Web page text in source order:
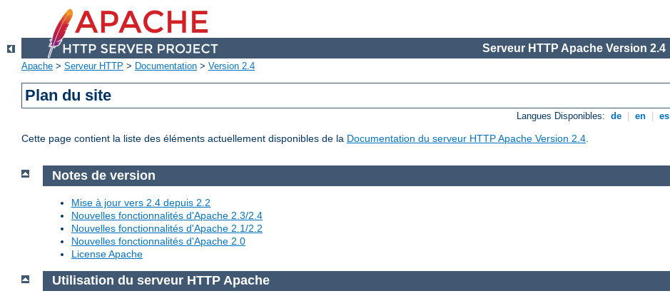
Serveur HTTP Apache Version 2.4
Apache > Serveur HTTP > Documentation > Version 2.4
Plan du site
Langues Disponibles: de en es
Cette page contient la liste des éléments actuellement disponibles de la Documentation du serveur HTTP Apache Version 2.4.
Notes de version
Mise à jour vers 2.4 depuis 2.2
Nouvelles fonctionnalités d'Apache 2.3/2.4
Nouvelles fonctionnalités d'Apache 2.1/2.2
Nouvelles fonctionnalités d'Apache 2.0
License Apache
Utilisation du serveur HTTP Apache